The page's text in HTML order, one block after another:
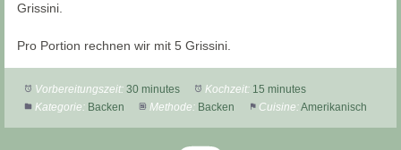
Grissini.
Pro Portion rechnen wir mit 5 Grissini.
Vorbereitungszeit: 30 minutes Kochzeit: 15 minutes
Kategorie: Backen Methode: Backen Cuisine:Amerikanisch